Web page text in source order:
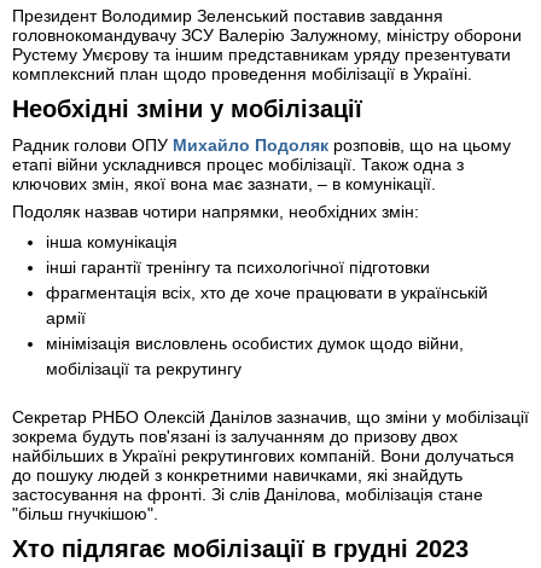
Президент Володимир Зеленський поставив завдання
головнокомандувачу ЗСУ Валерію Залужному, міністру оборони
Рустему Умєрову та іншим представникам уряду презентувати
комплексний план щодо проведення мобілізації в Україні.
Необхідні зміни у мобілізації
Радник голови ОПУ Михайло Подоляк розповів, що на цьому
етапі війни ускладнився процес мобілізації. Також одна з
ключових змін, якої вона має зазнати, – в комунікації.
Подоляк назвав чотири напрямки, необхідних змін:
інша комунікація
інші гарантії тренінгу та психологічної підготовки
фрагментація всіх, хто де хоче працювати в українській
армії
мінімізація висловлень особистих думок щодо війни,
мобілізації та рекрутингу
Секретар РНБО Олексій Данілов зазначив, що зміни у мобілізації
зокрема будуть пов'язані із залучанням до призову двох
найбільших в Україні рекрутингових компаній. Вони долучаться
до пошуку людей з конкретними навичками, які знайдуть
застосування на фронті. Зі слів Данілова, мобілізація стане
"більш гнучкішою".
Хто підлягає мобілізації в грудні 2023